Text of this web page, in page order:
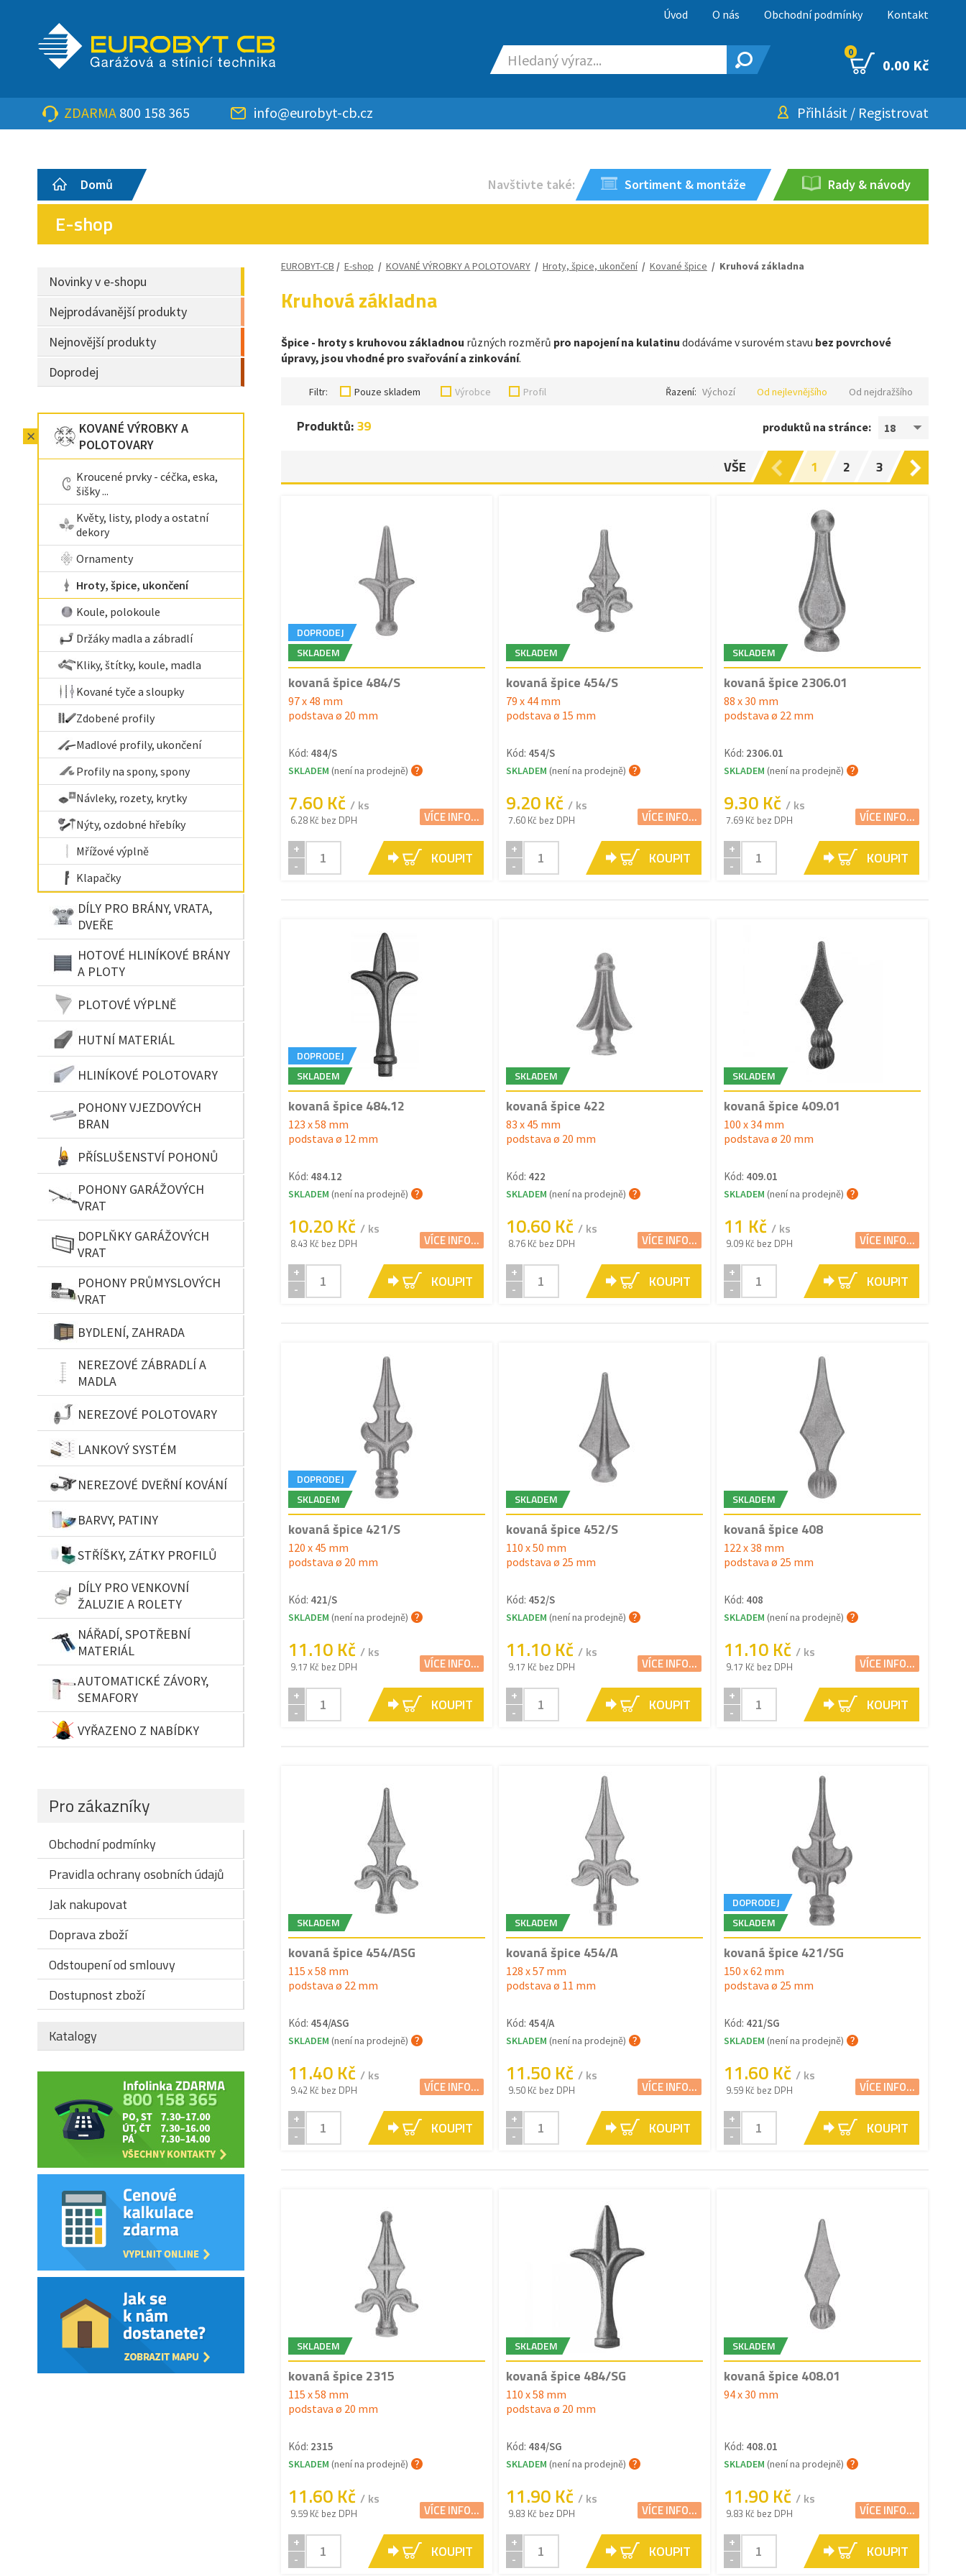
Úvod O nás Obchodní podmínky Kontakt
0
0.00 Kč
ZDARMA 800 158 365 info@eurobyt-cb.cz Přihlásit / Registrovat
Domů Navštivte také: Sortiment & montáže Rady & návody
E-shop
Novinky v e-shopu
Nejprodávanější produkty
Nejnovější produkty
Doprodej
KOVANÉ VÝROBKY A
POLOTOVARY
Kroucené prvky - céčka, eska,
šišky ...
Květy, listy, plody a ostatní
dekory
Ornamenty
Hroty, špice, ukončení
Koule, polokoule
Držáky madla a zábradlí
Kliky, štítky, koule, madla
Kované tyče a sloupky
Zdobené profily
Madlové profily, ukončení
Profily na spony, spony
Návleky, rozety, krytky
Nýty, ozdobné hřebíky
Mřížové výplně
Klapačky
DÍLY PRO BRÁNY, VRATA,
DVEŘE
HOTOVÉ HLINÍKOVÉ BRÁNY
A PLOTY
PLOTOVÉ VÝPLNĚ
HUTNÍ MATERIÁL
HLINÍKOVÉ POLOTOVARY
POHONY VJEZDOVÝCH
BRAN
PŘÍSLUŠENSTVÍ POHONŮ
POHONY GARÁŽOVÝCH
VRAT
DOPLŇKY GARÁŽOVÝCH
VRAT
POHONY PRŮMYSLOVÝCH
VRAT
BYDLENÍ, ZAHRADA
NEREZOVÉ ZÁBRADLÍ A
MADLA
NEREZOVÉ POLOTOVARY
LANKOVÝ SYSTÉM
NEREZOVÉ DVEŘNÍ KOVÁNÍ
BARVY, PATINY
STŘÍŠKY, ZÁTKY PROFILŮ
DÍLY PRO VENKOVNÍ
ŽALUZIE A ROLETY
NÁŘADÍ, SPOTŘEBNÍ
MATERIÁL
AUTOMATICKÉ ZÁVORY,
SEMAFORY
VYŘAZENO Z NABÍDKY
Pro zákazníky
Obchodní podmínky
Pravidla ochrany osobních údajů
Jak nakupovat
Doprava zboží
Odstoupení od smlouvy
Dostupnost zboží
Katalogy
EUROBYT-CB / E-shop / KOVANÉ VÝROBKY A POLOTOVARY/ Hroty, špice, ukončení/ Kované špice / Kruhová základna
Kruhová základna
Špice - hroty s kruhovou základnou různých rozměrů pro napojení na kulatinu dodáváme v surovém stavu bez povrchové
úpravy, jsou vhodné pro svařování a zinkování.
Filtr: Pouze skladem Výrobce Profil Řazení: Výchozí Od nejlevnějšího Od nejdražšího
produktů na stránce: 18
Produktů:39
VŠE 1 2 3
DOPRODEJ
SKLADEM
kovaná špice 484/S
97 x 48 mm
podstava ø 20 mm
Kód: 484/S
SKLADEM (není na prodejně)
7.60 Kč / ks
6.28 Kč bez DPH VÍCE INFO...
+
-
KOUPIT
SKLADEM
kovaná špice 454/S
79 x 44 mm
podstava ø 15 mm
Kód: 454/S
SKLADEM (není na prodejně)
9.20 Kč / ks
7.60 Kč bez DPH VÍCE INFO...
+
-
KOUPIT
SKLADEM
kovaná špice 2306.01
88 x 30 mm
podstava ø 22 mm
Kód: 2306.01
SKLADEM (není na prodejně)
9.30 Kč / ks
7.69 Kč bez DPH VÍCE INFO...
+
-
KOUPIT
DOPRODEJ
SKLADEM
kovaná špice 484.12
123 x 58 mm
podstava ø 12 mm
Kód: 484.12
SKLADEM (není na prodejně)
10.20 Kč / ks
8.43 Kč bez DPH VÍCE INFO...
+
-
KOUPIT
SKLADEM
kovaná špice 422
83 x 45 mm
podstava ø 20 mm
Kód: 422
SKLADEM (není na prodejně)
10.60 Kč / ks
8.76 Kč bez DPH VÍCE INFO...
+
-
KOUPIT
SKLADEM
kovaná špice 409.01
100 x 34 mm
podstava ø 20 mm
Kód: 409.01
SKLADEM (není na prodejně)
11 Kč / ks
9.09 Kč bez DPH VÍCE INFO...
+
-
KOUPIT
DOPRODEJ
SKLADEM
kovaná špice 421/S
120 x 45 mm
podstava ø 20 mm
Kód: 421/S
SKLADEM (není na prodejně)
11.10 Kč / ks
9.17 Kč bez DPH VÍCE INFO...
+
-
KOUPIT
SKLADEM
kovaná špice 452/S
110 x 50 mm
podstava ø 25 mm
Kód: 452/S
SKLADEM (není na prodejně)
11.10 Kč / ks
9.17 Kč bez DPH VÍCE INFO...
+
-
KOUPIT
SKLADEM
kovaná špice 408
122 x 38 mm
podstava ø 25 mm
Kód: 408
SKLADEM (není na prodejně)
11.10 Kč / ks
9.17 Kč bez DPH VÍCE INFO...
+
-
KOUPIT
SKLADEM
kovaná špice 454/ASG
115 x 58 mm
podstava ø 22 mm
Kód: 454/ASG
SKLADEM (není na prodejně)
11.40 Kč / ks
9.42 Kč bez DPH VÍCE INFO...
+
-
KOUPIT
SKLADEM
kovaná špice 454/A
128 x 57 mm
podstava ø 11 mm
Kód: 454/A
SKLADEM (není na prodejně)
11.50 Kč / ks
9.50 Kč bez DPH VÍCE INFO...
+
-
KOUPIT
DOPRODEJ
SKLADEM
kovaná špice 421/SG
150 x 62 mm
podstava ø 25 mm
Kód: 421/SG
SKLADEM (není na prodejně)
11.60 Kč / ks
9.59 Kč bez DPH VÍCE INFO...
+
-
KOUPIT
SKLADEM
kovaná špice 2315
115 x 58 mm
podstava ø 20 mm
Kód: 2315
SKLADEM (není na prodejně)
11.60 Kč / ks
9.59 Kč bez DPH VÍCE INFO...
+
-
KOUPIT
SKLADEM
kovaná špice 484/SG
110 x 58 mm
podstava ø 20 mm
Kód: 484/SG
SKLADEM (není na prodejně)
11.90 Kč / ks
9.83 Kč bez DPH VÍCE INFO...
+
-
KOUPIT
SKLADEM
kovaná špice 408.01
94 x 30 mm
Kód: 408.01
SKLADEM (není na prodejně)
11.90 Kč / ks
9.83 Kč bez DPH VÍCE INFO...
+
-
KOUPIT